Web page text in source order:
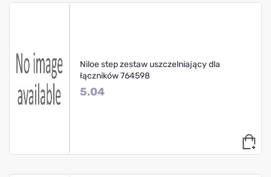
Niloe step zestaw uszczelniający dla
łączników 764598
5.04